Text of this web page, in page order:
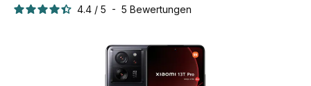
4.4 / 5 - 5 Bewertungen